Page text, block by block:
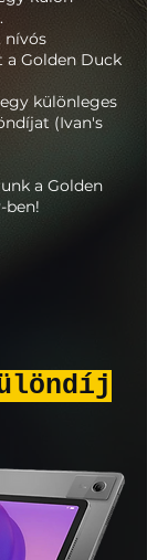
nívós
a Golden Duck
különleges
(Ivan's
a Golden
ben!